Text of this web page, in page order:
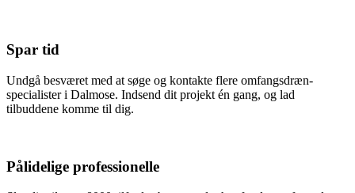
Spar tid
Undgå besværet med at søge og kontakte flere omfangsdræn-
specialister i Dalmose. Indsend dit projekt én gang, og lad
tilbuddene komme til dig.
Pålidelige professionelle